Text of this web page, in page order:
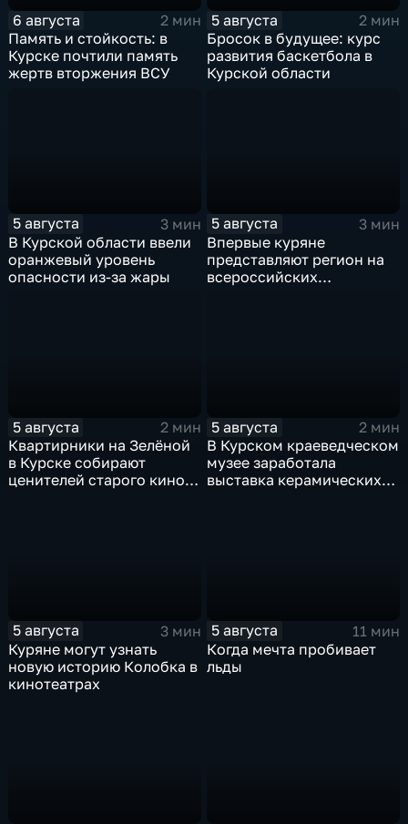
6 августа
2 мин
Память и стойкость: в
Курске почтили память
жертв вторжения ВСУ
5 августа
2 мин
Бросок в будущее: курс
развития баскетбола в
Курской области
5 августа
3 мин
В Курской области ввели
оранжевый уровень
опасности из-за жары
5 августа
3 мин
Впервые куряне
представляют регион на
всероссийских
5 августа
2 мин
Квартирники на Зелёной
в Курске собирают
ценителей старого кино
5 августа
2 мин
В Курском краеведческом
музее заработала
выставка керамических
5 августа
3 мин
Куряне могут узнать
новую историю Колобка в
кинотеатрах
5 августа
11 мин
Когда мечта пробивает
льды